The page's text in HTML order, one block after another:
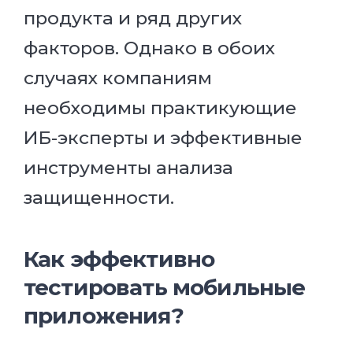
продукта и ряд других
факторов. Однако в обоих
случаях компаниям
необходимы практикующие
ИБ-эксперты и эффективные
инструменты анализа
защищенности.
Как эффективно
тестировать мобильные
приложения?